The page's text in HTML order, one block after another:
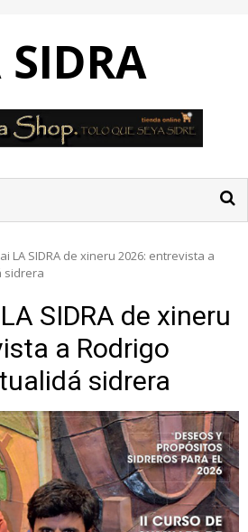
SIDRA
LA SIDRA de xineru 2026: entrevista a
sidrera
SIDRA de xineru
a Rodrigo
sidrera